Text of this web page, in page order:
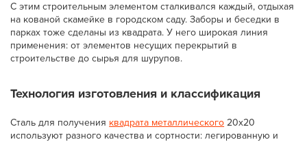
С этим строительным элементом сталкивался каждый, отдыхая
на кованой скамейке в городском саду. Заборы и беседки в
парках тоже сделаны из квадрата. У него широкая линия
применения: от элементов несущих перекрытий в
строительстве до сырья для шурупов.
Технология изготовления и классификация
Сталь для получения квадрата металлического 20х20
используют разного качества и сортности: легированную и